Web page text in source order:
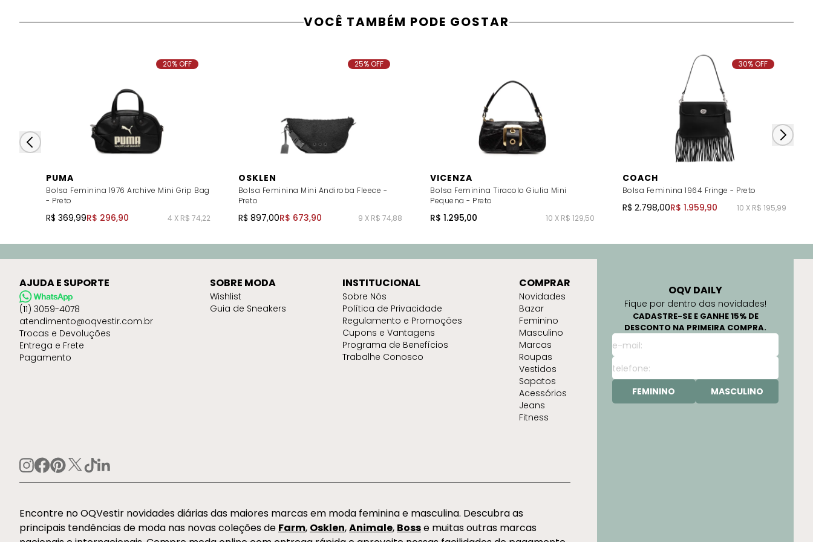
VOCÊ TAMBÉM PODE GOSTAR
PUMA
Bolsa Feminina 1976 Archive Mini Grip Bag
- Preto
R$ 369,99R$ 296,90 4 X R$ 74,22
20% OFF
OSKLEN
Bolsa Feminina Mini Andiroba Fleece -
Preto
R$ 897,00R$ 673,90 9 X R$ 74,88
25% OFF
VICENZA
Bolsa Feminina Tiracolo Giulia Mini
Pequena - Preto
R$ 1.295,00 10 X R$ 129,50
COACH
Bolsa Feminina 1964 Fringe - Preto
R$ 2.798,00R$ 1.959,90 10 X R$ 195,99
30% OFF
OQV DAILY
Fique por dentro das novidades!
CADASTRE-SE E GANHE 15% DE
DESCONTO NA PRIMEIRA COMPRA.
FEMININO MASCULINO
AJUDA E SUPORTE
(11) 3059-4078
atendimento@oqvestir.com.br
Trocas e Devoluções
Entrega e Frete
Pagamento
SOBRE MODA
Wishlist
Guia de Sneakers
INSTITUCIONAL
Sobre Nós
Política de Privacidade
Regulamento e Promoções
Cupons e Vantagens
Programa de Benefícios
Trabalhe Conosco
COMPRAR
Novidades
Bazar
Feminino
Masculino
Marcas
Roupas
Vestidos
Sapatos
Acessórios
Jeans
Fitness
Encontre no OQVestir novidades diárias das maiores marcas em moda feminina e masculina. Descubra as
principais tendências de moda nas novas coleções de Farm, Osklen,Animale, Bosse muitas outras marcas